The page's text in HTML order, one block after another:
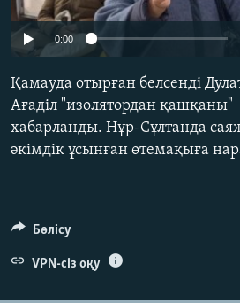
ЖАЗЫЛЫҢЫЗ
Басқа тілдерде
0:00
Қамауда отырған белсенді
Ағаділ "изолятордан қашқаны"
хабарланды. Нұр-Сұлтанда
әкімдік ұсынған өтемақыға
Бөлісу
VPN-сіз оқу